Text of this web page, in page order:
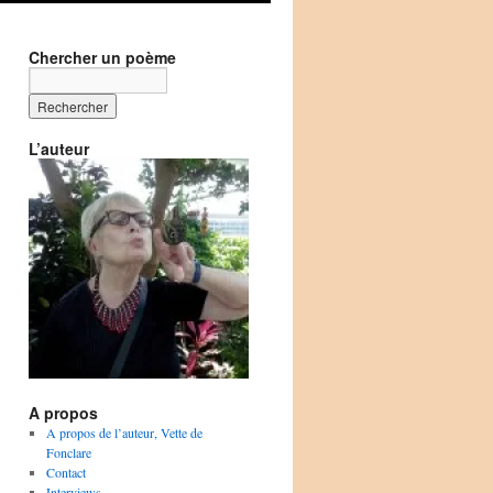
Chercher un poème
L’auteur
A propos
A propos de l’auteur, Vette de
Fonclare
Contact